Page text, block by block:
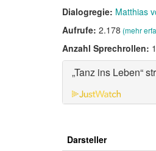
Dialogregie: Matthias
Aufrufe: 2.178 (mehr
Anzahl Sprechrollen:
„Tanz ins Leben“
Darsteller